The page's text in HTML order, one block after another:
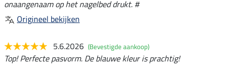
onaangenaam op het nagelbed drukt. #
Origineel bekijken
5.6.2026 (Bevestigde aankoop)
Top! Perfecte pasvorm. De blauwe kleur is prachtig!